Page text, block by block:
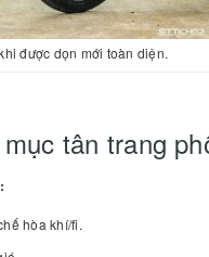
được dọn mới toàn diện.
tân trang
hòa khí/fi.